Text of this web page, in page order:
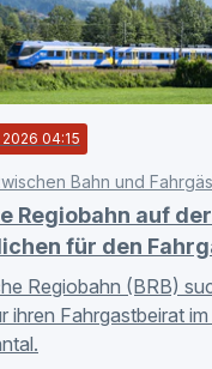
04:15
Bahn und
Regiobahn auf
für den
Regiobahn (BRB)
ihren Fahrgastbeirat